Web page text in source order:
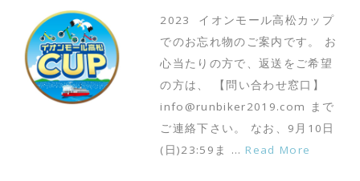
2023 イオンモール高松カップ
でのお忘れ物のご案内です。 お
心当たりの方で、返送をご希望
の方は、 【問い合わせ窓口】
info@runbiker2019.com まで
ご連絡下さい。 なお、9月10日
(日)23:59ま … Read More